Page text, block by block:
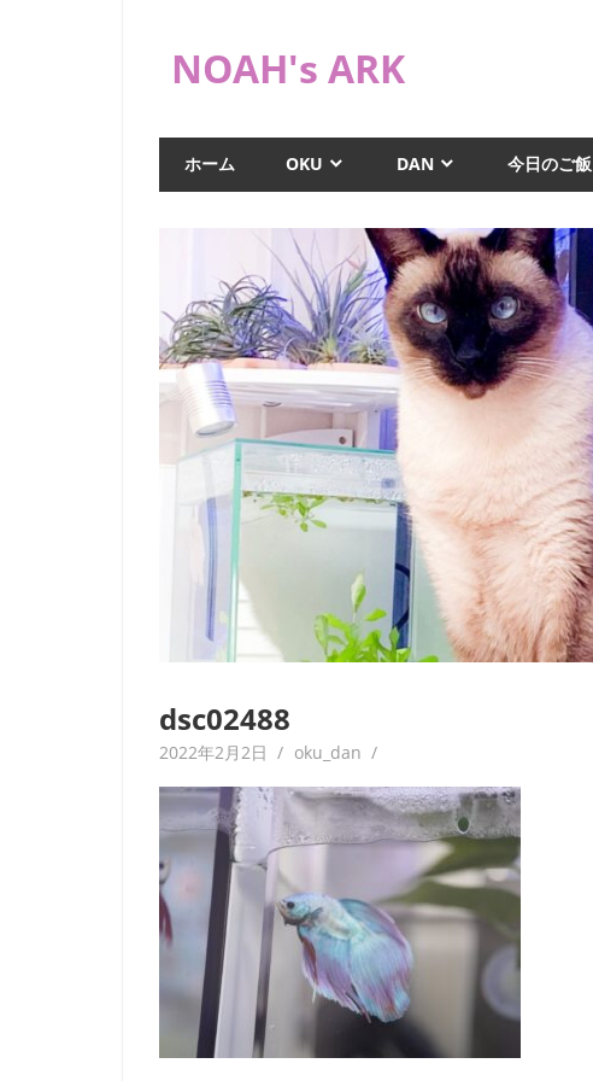
NOAH's ARK
や
海
ど
日
常
グ
ホーム OKU DAN 今日のご飯
dsc02488
2022年2月2日 oku_dan